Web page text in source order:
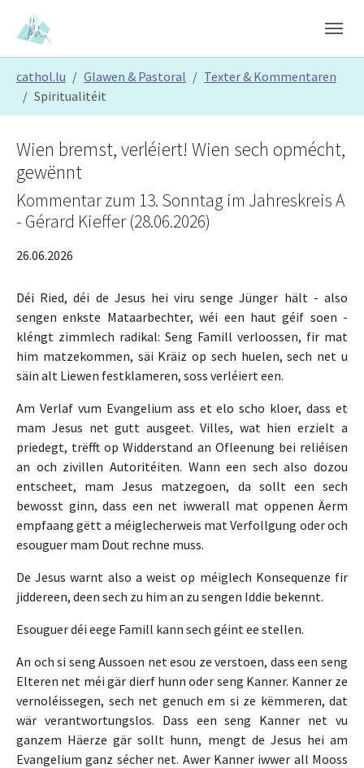
Skip to main content
Skip to page footer
cathol.lu Glawen & Pastoral
Texter & Kommentaren
Spiritualitéit
Wien bremst, verléiert! Wien sech opmécht,
gewënnt
Kommentar zum 13. Sonntag im Jahreskreis A
- Gérard Kieffer (28.06.2026)
26.06.2026
Déi Ried, déi de Jesus hei viru senge Jünger hält - also
sengen enkste Mataarbechter, wéi een haut géif soen -
kléngt zimmlech radikal: Seng Famill verloossen, fir mat
him matzekommen, säi Kräiz op sech huelen, sech net u
säin alt Liewen festklameren, soss verléiert een.
Am Verlaf vum Evangelium ass et elo scho kloer, dass et
mam Jesus net gutt ausgeet. Villes, wat hien erzielt a
priedegt, trëfft op Widderstand an Ofleenung bei reliéisen
an och zivillen Autoritéiten. Wann een sech also dozou
entscheet, mam Jesus matzegoen, da sollt een sech
bewosst ginn, dass een net iwwerall mat oppenen Äerm
empfaang gëtt a méiglecherweis mat Verfollgung oder och
esouguer mam Dout rechne muss.
De Jesus warnt also a weist op méiglech Konsequenze fir
jiddereen, deen sech zu him an zu sengen Iddie bekennt.
Esouguer déi eege Famill kann sech géint ee stellen.
An och si seng Aussoen net esou ze verstoen, dass een seng
Elteren net méi gär dierf hunn oder seng Kanner. Kanner ze
vernoléissegen, sech net genuch em si ze këmmeren, dat
wär verantwortungslos. Dass een seng Kanner net vu
ganzem Häerze gär sollt hunn, mengt de Jesus hei am
Evangelium ganz sécher net. Awer Kanner iwwer all Mooss